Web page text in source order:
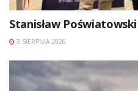
Stanisław
3 SIERPNIA 2026